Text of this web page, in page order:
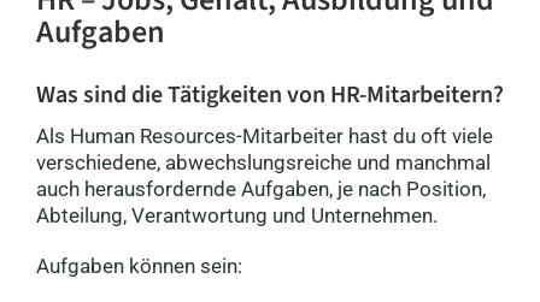
Aufgaben
Was sind die Tätigkeiten von HR-Mitarbeitern?
Als Human Resources-Mitarbeiter hast du oft viele
verschiedene, abwechslungsreiche und manchmal
auch herausfordernde Aufgaben, je nach Position,
Abteilung, Verantwortung und Unternehmen.
Aufgaben können sein: